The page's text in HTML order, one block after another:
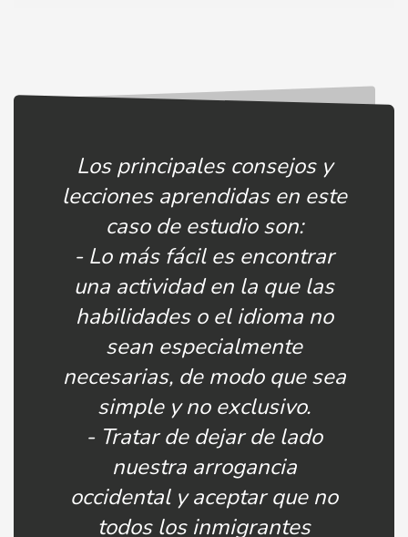
Los principales consejos y
lecciones aprendidas en este
caso de estudio son:
- Lo más fácil es encontrar
una actividad en la que las
habilidades o el idioma no
sean especialmente
necesarias, de modo que sea
simple y no exclusivo.
- Tratar de dejar de lado
nuestra arrogancia
occidental y aceptar que no
todos los inmigrantes